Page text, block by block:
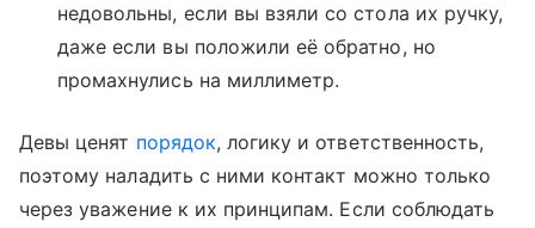
недовольны, если вы взяли со стола их ручку,
даже если вы положили её обратно, но
промахнулись на миллиметр.
Девы ценят порядок, логику и ответственность,
поэтому наладить с ними контакт можно только
через уважение к их принципам. Если соблюдать